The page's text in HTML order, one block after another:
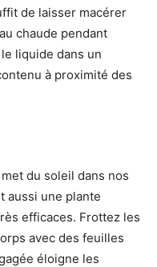
de laisser macérer
chaude pendant
liquide dans un
à proximité des
du soleil dans nos
aussi une plante
efficaces. Frottez les
avec des feuilles
éloigne les